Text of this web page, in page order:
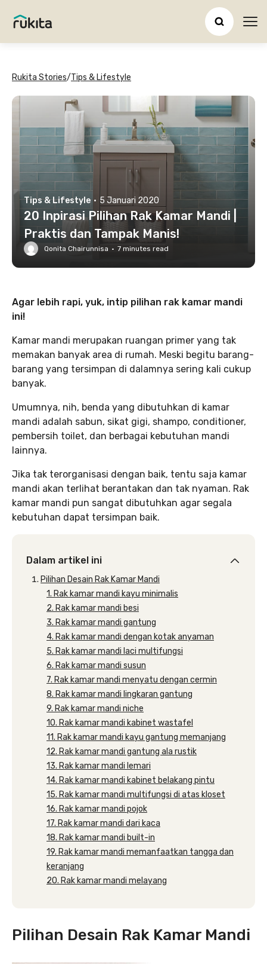
Rukita Stories/Tips & Lifestyle
Tips & Lifestyle · 5 Januari 2020
20 Inpirasi Pilihan Rak Kamar Mandi |
Praktis dan Tampak Manis!
Qonita Chairunnisa · 7 minutes read
Agar lebih rapi, yuk, intip pilihan rak kamar mandi
ini!
Kamar mandi merupakan ruangan primer yang tak
memakan banyak area di rumah. Meski begitu barang-
barang yang tersimpan di dalamnya sering kali cukup
banyak.
Umumnya, nih, benda yang dibutuhkan di kamar
mandi adalah sabun, sikat gigi, shampo, conditioner,
pembersih toilet, dan berbagai kebutuhan mandi
lainnya.
Jika tak terorganisasi dengan baik, tentu saja kamar
mandi akan terlihat berantakan dan tak nyaman. Rak
kamar mandi pun sangat dibutuhkan agar segala
kebutuhan dapat tersimpan baik.
Dalam artikel ini
Pilihan Desain Rak Kamar Mandi
1. Rak kamar mandi kayu minimalis
2. Rak kamar mandi besi
3. Rak kamar mandi gantung
4. Rak kamar mandi dengan kotak anyaman
5. Rak kamar mandi laci multifungsi
6. Rak kamar mandi susun
7. Rak kamar mandi menyatu dengan cermin
8. Rak kamar mandi lingkaran gantung
9. Rak kamar mandi niche
10. Rak kamar mandi kabinet wastafel
11. Rak kamar mandi kayu gantung memanjang
12. Rak kamar mandi gantung ala rustik
13. Rak kamar mandi lemari
14. Rak kamar mandi kabinet belakang pintu
15. Rak kamar mandi multifungsi di atas kloset
16. Rak kamar mandi pojok
17. Rak kamar mandi dari kaca
18. Rak kamar mandi built-in
19. Rak kamar mandi memanfaatkan tangga dan
keranjang
20. Rak kamar mandi melayang
Pilihan Desain Rak Kamar Mandi